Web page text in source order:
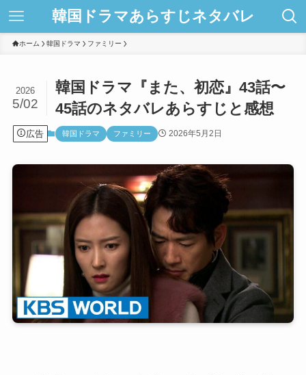
韓国ドラマあらすじネタバレ
ホーム 韓国ドラマ ファミリー
韓国ドラマ『また、初恋』43話〜
45話のネタバレあらすじと感想
2026
5/02
広告 韓国ドラマ ファミリー 2026年5月2日